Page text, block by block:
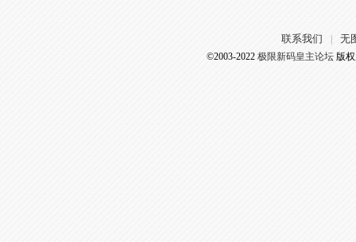
联系我们 无
©2003-2022 极限新码皇主论坛版权